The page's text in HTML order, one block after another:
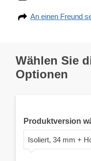
An einen Freund
Wählen Sie
Optionen
Produktversion
Isoliert, 34 mm +